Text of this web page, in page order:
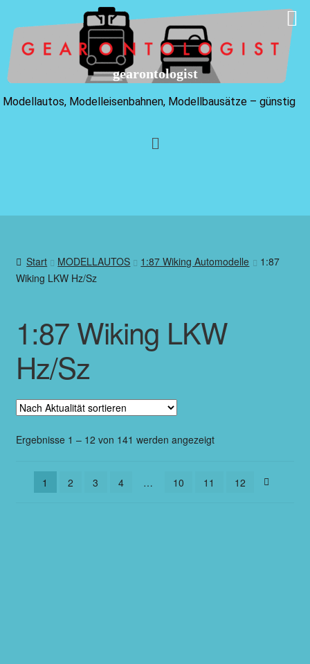
Modellautos, Modelleisenbahnen, Modellbausätze – günstig
Start MODELLAUTOS 1:87 Wiking Automodelle
1:87
Wiking LKW Hz/Sz
1:87 Wiking LKW
Hz/Sz
Ergebnisse 1 – 12 von 141 werden angezeigt
1 2 3 4 … 10 11 12
gearontologist